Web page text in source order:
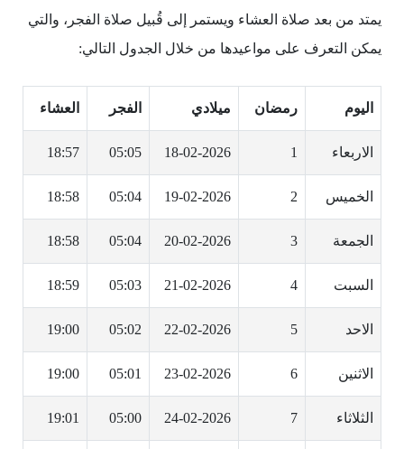
يمتد من بعد صلاة العشاء ويستمر إلى قُبيل صلاة الفجر، والتي
يمكن التعرف على مواعيدها من خلال الجدول التالي:
اليوم رمضان ميلادي الفجر العشاء
الاربعاء 1
18-02-2026
05:05
18:57
الخميس 2
19-02-2026
05:04
18:58
الجمعة 3
20-02-2026
05:04
18:58
السبت 4
21-02-2026
05:03
18:59
الاحد 5
22-02-2026
05:02
19:00
الاثنين 6
23-02-2026
05:01
19:00
الثلاثاء 7
24-02-2026
05:00
19:01